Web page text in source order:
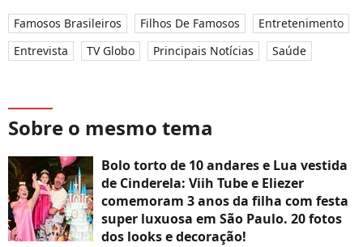
Famosos Brasileiros Filhos De Famosos
Entretenimento
Entrevista
TV Globo Principais Notícias Saúde
Sobre o mesmo tema
Bolo torto de 10 andares e Lua vestida
de Cinderela: Viih Tube e Eliezer
comemoram 3 anos da filha com festa
super luxuosa em São Paulo. 20 fotos
dos looks e decoração!